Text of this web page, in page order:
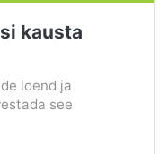
kausta
loend ja
see